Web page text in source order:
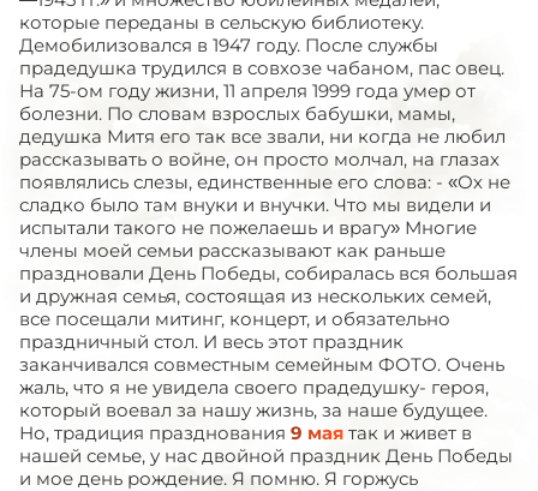
которые переданы в сельскую библиотеку.
Демобилизовался в 1947 году. После службы
прадедушка трудился в совхозе чабаном, пас овец.
На 75-ом году жизни, 11 апреля 1999 года умер от
болезни. По словам взрослых бабушки, мамы,
дедушка Митя его так все звали, ни когда не любил
рассказывать о войне, он просто молчал, на глазах
появлялись слезы, единственные его слова: - «Ох не
сладко было там внуки и внучки. Что мы видели и
испытали такого не пожелаешь и врагу» Многие
члены моей семьи рассказывают как раньше
праздновали День Победы, собиралась вся большая
и дружная семья, состоящая из нескольких семей,
все посещали митинг, концерт, и обязательно
праздничный стол. И весь этот праздник
заканчивался совместным семейным ФОТО. Очень
жаль, что я не увидела своего прадедушку- героя,
который воевал за нашу жизнь, за наше будущее.
Но, традиция празднования 9 мая так и живет в
нашей семье, у нас двойной праздник День Победы
и мое день рождение. Я помню. Я горжусь